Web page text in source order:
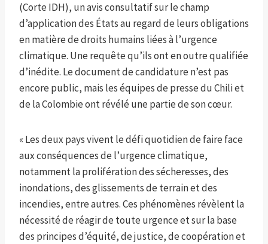
(Corte IDH), un avis consultatif sur le champ
d’application des États au regard de leurs obligations
en matière de droits humains liées à l’urgence
climatique. Une requête qu’ils ont en outre qualifiée
d’inédite. Le document de candidature n’est pas
encore public, mais les équipes de presse du Chili et
de la Colombie ont révélé une partie de son cœur.
« Les deux pays vivent le défi quotidien de faire face
aux conséquences de l’urgence climatique,
notamment la prolifération des sécheresses, des
inondations, des glissements de terrain et des
incendies, entre autres. Ces phénomènes révèlent la
nécessité de réagir de toute urgence et sur la base
des principes d’équité, de justice, de coopération et